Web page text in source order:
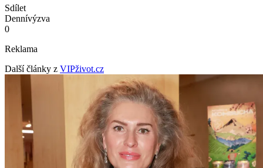
Sdílet
Dennívýzva
0
Reklama
Další články z VIPživot.cz